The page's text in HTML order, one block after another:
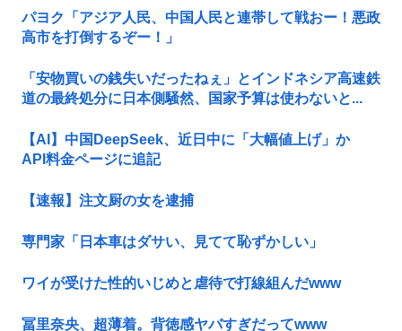
パヨク「アジア人民、中国人民と連帯して戦おー！悪政
高市を打倒するぞー！」
「安物買いの銭失いだったねぇ」とインドネシア高速鉄
道の最終処分に日本側騒然、国家予算は使わないと...
【AI】中国DeepSeek、近日中に「大幅値上げ」か
API料金ページに追記
【速報】注文厨の女を逮捕
専門家「日本車はダサい、見てて恥ずかしい」
ワイが受けた性的いじめと虐待で打線組んだwww
冨里奈央、超薄着。背徳感ヤバすぎだってwww